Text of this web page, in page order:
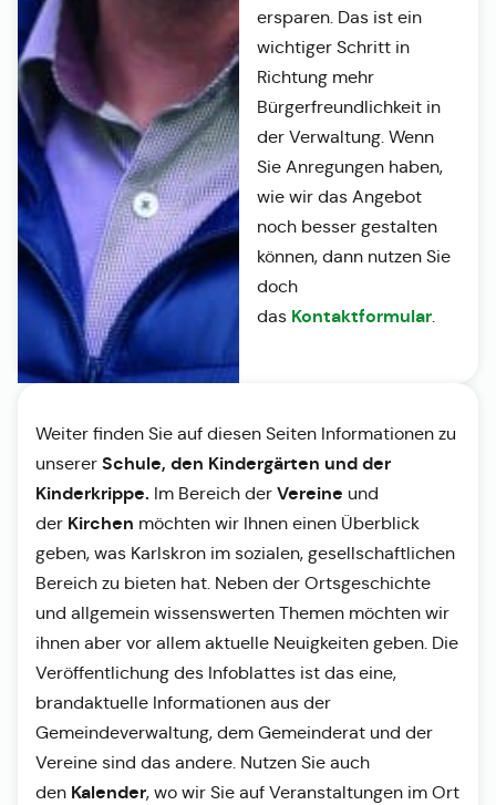
ersparen. Das ist ein
wichtiger Schritt in
Richtung mehr
Bürgerfreundlichkeit in
der Verwaltung. Wenn
Sie Anregungen haben,
wie wir das Angebot
noch besser gestalten
können, dann nutzen Sie
doch
das Kontaktformular.
Weiter finden Sie auf diesen Seiten Informationen zu
unserer Schule, den Kindergärten und der
Kinderkrippe. Im Bereich der Vereine und
der Kirchen möchten wir Ihnen einen Überblick
geben, was Karlskron im sozialen, gesellschaftlichen
Bereich zu bieten hat. Neben der Ortsgeschichte
und allgemein wissenswerten Themen möchten wir
ihnen aber vor allem aktuelle Neuigkeiten geben. Die
Veröffentlichung des Infoblattes ist das eine,
brandaktuelle Informationen aus der
Gemeindeverwaltung, dem Gemeinderat und der
Vereine sind das andere. Nutzen Sie auch
den Kalender, wo wir Sie auf Veranstaltungen im Ort